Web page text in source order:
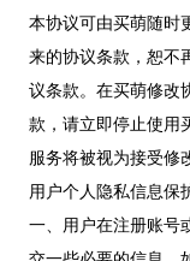
本协议可由买萌随时
来的协议条款，恕不
议条款。在买萌修改
款，请立即停止使用
服务将被视为接受修
用户个人隐私信息保
一、用户在注册账号